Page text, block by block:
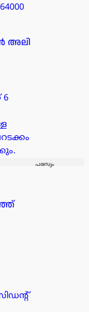
അലി
പരസ്യം